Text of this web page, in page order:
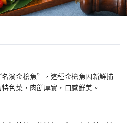
濱金槍魚”，這種金槍魚因新鮮捕
色菜，肉餅厚實，口感鮮美。